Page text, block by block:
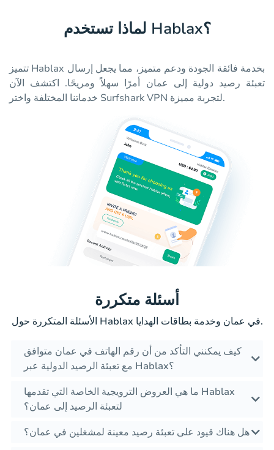
لماذا تستخدم Hablax؟
تتميز Hablax بخدمة فائقة الجودة ودعم متميز، مما يجعل إرسال
تعبئة رصيد دولية إلى عمان أمرًا سهلاً ومريحًا. اكتشف الآن
خدماتنا المختلفة واختر Surfshark VPN لتجربة مميزة.
أسئلة متكررة
الأسئلة المتكررة حول Hablax في عمان وخدمة بطاقات الهدايا.
كيف يمكنني التأكد من أن رقم الهاتف في عمان متوافق
مع تعبئة الرصيد الدولية عبر Hablax؟
ما هي العروض الترويجية الخاصة التي تقدمها Hablax
لتعبئة الرصيد إلى عمان؟
هل هناك قيود على تعبئة رصيد معينة لمشغلين في عمان؟